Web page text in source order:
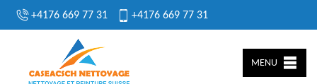
+4176 669 77 31 +4176 669 77 31
MENU